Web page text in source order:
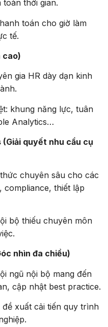
thời gian.
toán cho giờ làm
tế.
cao)
gia HR dày dạn kinh
khung năng lực, tuân
Analytics…
quyết nhu cầu cụ
chuyên sâu cho các
compliance, thiết lập
bộ thiếu chuyên môn
nhìn đa chiều)
ngũ nội bộ mang đến
cập nhật best practice.
đề xuất cải tiến quy trình